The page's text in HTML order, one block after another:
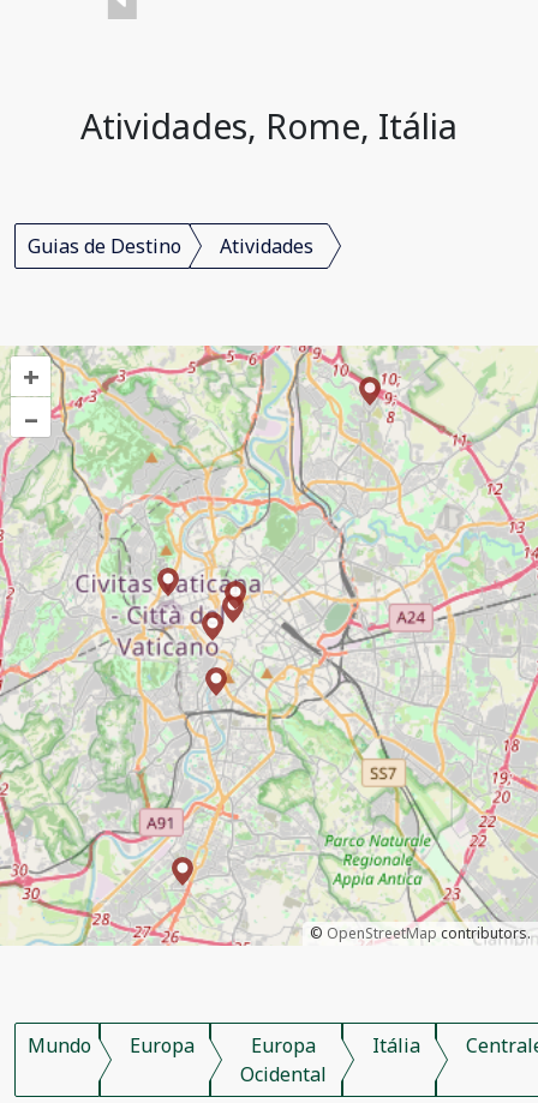
Atividades, Rome, Itália
Guias de Destino Atividades
+
–
© OpenStreetMap contributors.
Mundo Europa
Europa
Ocidental
Itália